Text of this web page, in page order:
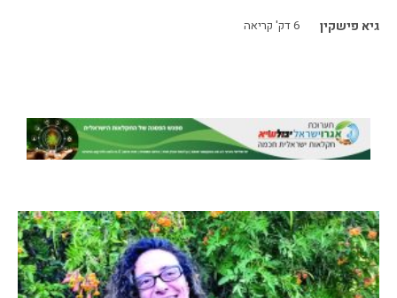
גיא פישקין 6דק' קריאה